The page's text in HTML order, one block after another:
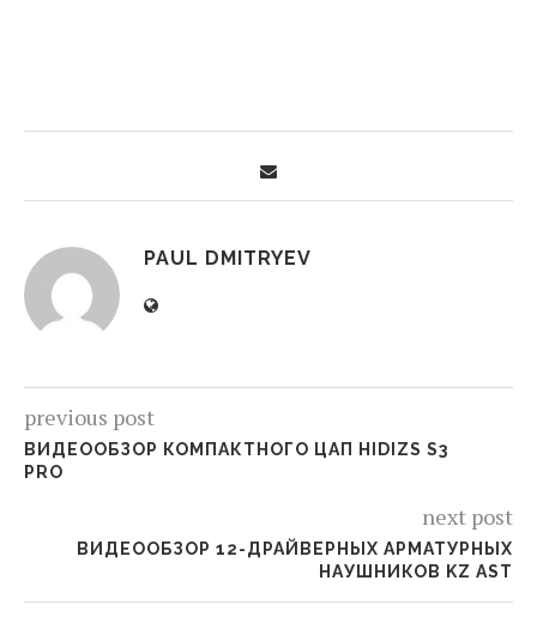
PAUL DMITRYEV
previous post
ВИДЕООБЗОР КОМПАКТНОГО ЦАП HIDIZS S3
PRO
next post
ВИДЕООБЗОР 12-ДРАЙВЕРНЫХ АРМАТУРНЫХ
НАУШНИКОВ KZ AST